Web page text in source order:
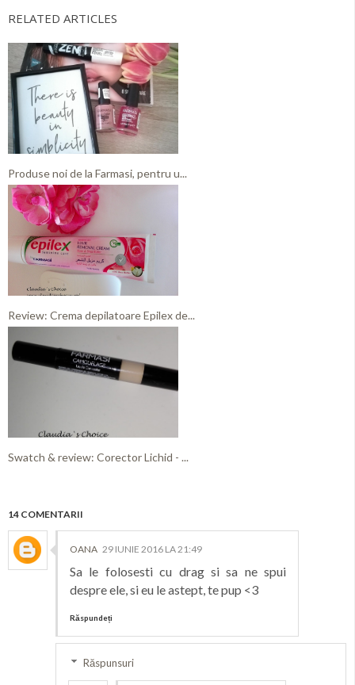
RELATED ARTICLES
Produse noi de la Farmasi, pentru u...
Review: Crema depilatoare Epilex de...
Swatch & review: Corector Lichid - ...
14 COMENTARII
OANA 29 IUNIE 2016 LA 21:49
Sa le folosesti cu drag si sa ne spui
despre ele, si eu le astept, te pup <3
Răspundeți
Răspunsuri